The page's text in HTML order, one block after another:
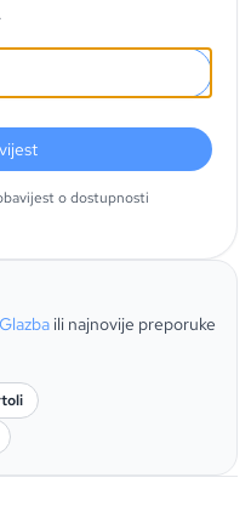
o dostupnosti
Glazba ili najnovije preporuke